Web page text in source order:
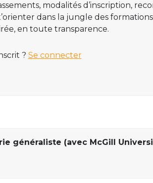
modalités d’inscription,
dans la jungle des
en toute transparence.
? Se connecter
généraliste (avec McGill